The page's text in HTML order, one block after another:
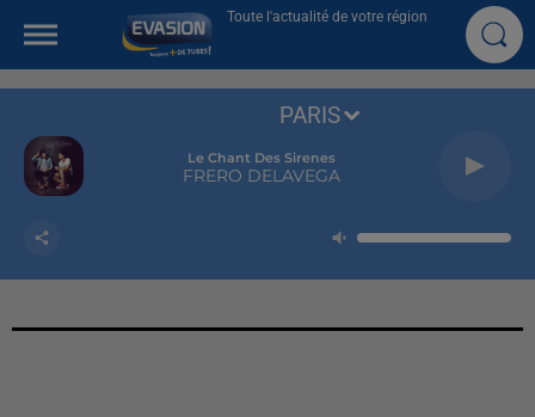
Toute l'actualité de votre région
Le Chant Des Sirenes
FRERO DELAVEGA
PARIS